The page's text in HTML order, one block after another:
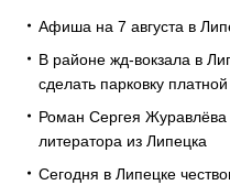
Афиша на 7 августа в
В районе жд-вокзала в
сделать парковку платной
Роман Сергея
литератора из Липецка
Сегодня в Липецке